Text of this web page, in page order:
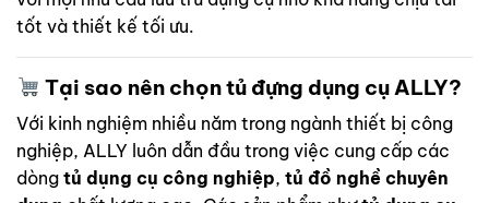
tốt và thiết kế tối ưu.
Tại sao nên chọn tủ đựng dụng cụ ALLY?
Với kinh nghiệm nhiều năm trong ngành thiết bị công
nghiệp, ALLY luôn dẫn đầu trong việc cung cấp các
dòng tủ dụng cụ công nghiệp, tủ đồ nghề chuyên